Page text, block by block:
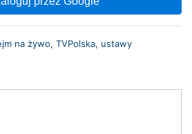
na żywo, TVPolska, ustawy